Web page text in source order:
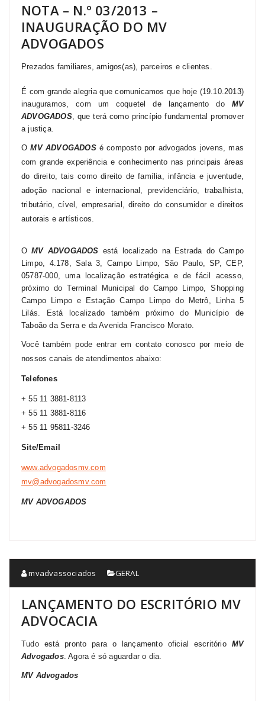
NOTA – N.º 03/2013 –
INAUGURAÇÃO DO MV
ADVOGADOS
Prezados familiares, amigos(as), parceiros e clientes.
É com grande alegria que comunicamos que hoje (19.10.2013)
inauguramos, com um coquetel de lançamento do MV
ADVOGADOS, que terá como princípio fundamental promover
a justiça.
OMV ADVOGADOS é composto por advogados jovens, mas
com grande experiência e conhecimento nas principais áreas
do direito, tais como direito de família, infância e juventude,
adoção nacional e internacional, previdenciário, trabalhista,
tributário, cível, empresarial, direito do consumidor e direitos
autorais e artísticos.
OMV ADVOGADOS está localizado na Estrada do Campo
Limpo, 4.178, Sala 3, Campo Limpo, São Paulo, SP, CEP,
05787-000, uma localização estratégica e de fácil acesso,
próximo do Terminal Municipal do Campo Limpo, Shopping
Campo Limpo e Estação Campo Limpo do Metrô, Linha 5
Lilás. Está localizado também próximo do Município de
Taboão da Serra e da Avenida Francisco Morato.
Você também pode entrar em contato conosco por meio de
nossos canais de atendimentos abaixo:
Telefones
+ 55 11 3881-8113
+ 55 11 3881-8116
+ 55 11 95811-3246
Site/Email
www.advogadosmv.com
mv@advogadosmv.com
MV ADVOGADOS
mvadvassociados GERAL
LANÇAMENTO DO ESCRITÓRIO MV
ADVOCACIA
Tudo está pronto para o lançamento oficial escritório MV
Advogados. Agora é só aguardar o dia.
MV Advogados